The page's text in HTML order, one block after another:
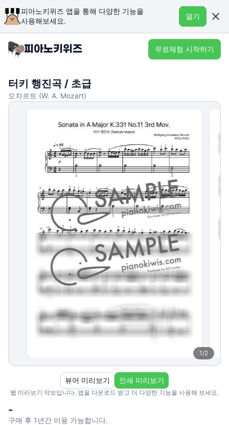
피아노키위즈 앱을 통해 다양한 기능을
사용해보세요.
열기
무료체험 시작하기
터키 행진곡 / 초급
모차르트 (W. A. Mozart)
1/2
웹 미리보기 악보입니다. 앱을 다운로드 받고 더 다양한 기능을 사용해 보세요.
뷰어 미리보기 인쇄 미리보기
-
구매 후 1년간 이용 가능합니다.